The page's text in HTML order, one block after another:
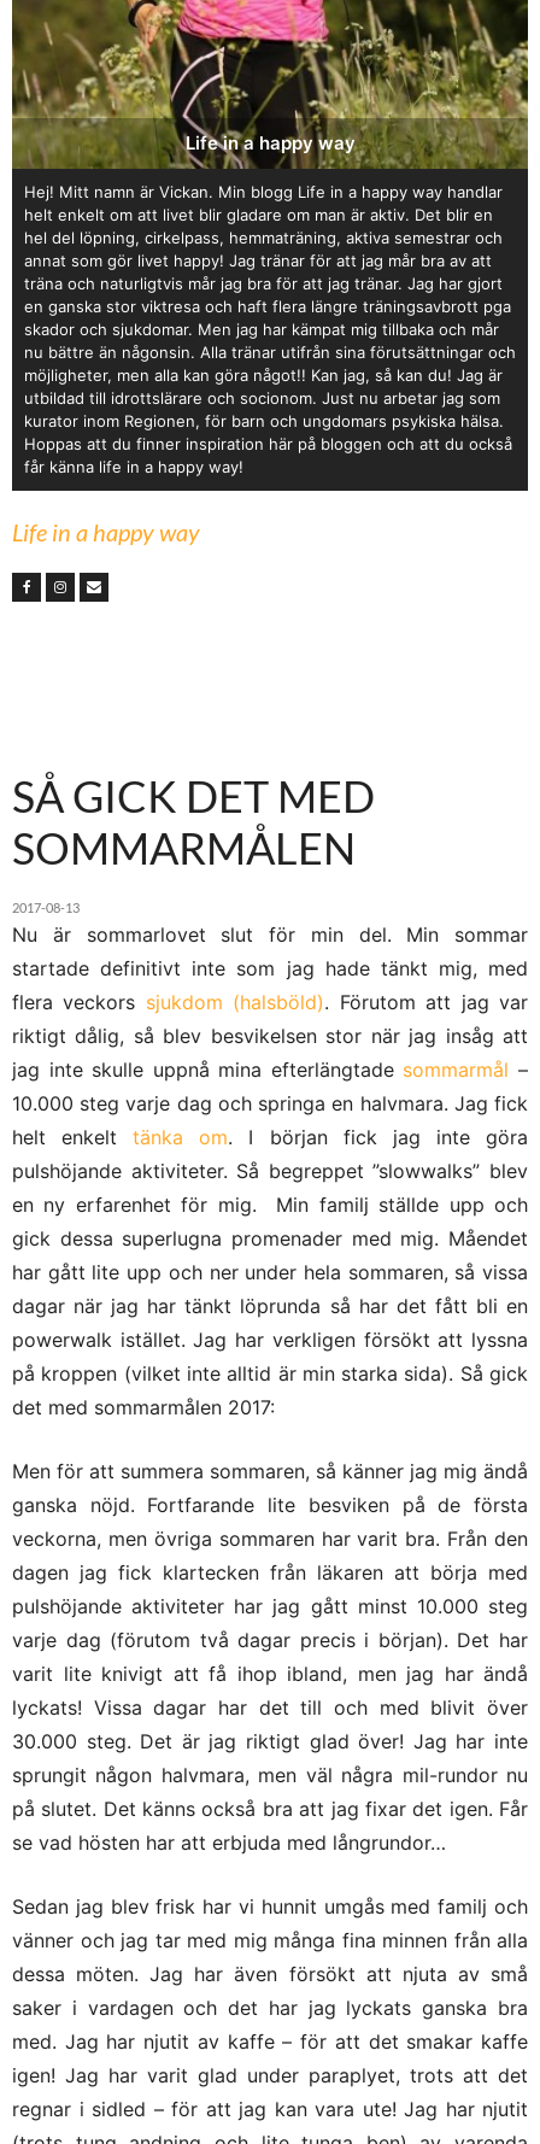
Life in a happy way
Hej! Mitt namn är Vickan. Min blogg Life in a happy way handlar
helt enkelt om att livet blir gladare om man är aktiv. Det blir en
hel del löpning, cirkelpass, hemmaträning, aktiva semestrar och
annat som gör livet happy! Jag tränar för att jag mår bra av att
träna och naturligtvis mår jag bra för att jag tränar. Jag har gjort
en ganska stor viktresa och haft flera längre träningsavbrott pga
skador och sjukdomar. Men jag har kämpat mig tillbaka och mår
nu bättre än någonsin. Alla tränar utifrån sina förutsättningar och
möjligheter, men alla kan göra något!! Kan jag, så kan du! Jag är
utbildad till idrottslärare och socionom. Just nu arbetar jag som
kurator inom Regionen, för barn och ungdomars psykiska hälsa.
Hoppas att du finner inspiration här på bloggen och att du också
får känna life in a happy way!
Life in a happy way
SÅ GICK DET MED
SOMMARMÅLEN
2017-08-13
Nu är sommarlovet slut för min del. Min sommar
startade definitivt inte som jag hade tänkt mig, med
flera veckors sjukdom (halsböld). Förutom att jag var
riktigt dålig, så blev besvikelsen stor när jag insåg att
jag inte skulle uppnå mina efterlängtade sommarmål –
10.000 steg varje dag och springa en halvmara. Jag fick
helt enkelttänka om. I början fick jag inte göra
pulshöjande aktiviteter. Så begreppet ”slowwalks” blev
en ny erfarenhet för mig. Min familj ställde upp och
gick dessa superlugna promenader med mig. Måendet
har gått lite upp och ner under hela sommaren, så vissa
dagar när jag har tänkt löprunda så har det fått bli en
powerwalk istället. Jag har verkligen försökt att lyssna
på kroppen (vilket inte alltid är min starka sida). Så gick
det med sommarmålen 2017:
Men för att summera sommaren, så känner jag mig ändå
ganska nöjd. Fortfarande lite besviken på de första
veckorna, men övriga sommaren har varit bra. Från den
dagen jag fick klartecken från läkaren att börja med
pulshöjande aktiviteter har jag gått minst 10.000 steg
varje dag (förutom två dagar precis i början). Det har
varit lite knivigt att få ihop ibland, men jag har ändå
lyckats! Vissa dagar har det till och med blivit över
30.000 steg. Det är jag riktigt glad över! Jag har inte
sprungit någon halvmara, men väl några mil-rundor nu
på slutet. Det känns också bra att jag fixar det igen. Får
se vad hösten har att erbjuda med långrundor…
Sedan jag blev frisk har vi hunnit umgås med familj och
vänner och jag tar med mig många fina minnen från alla
dessa möten. Jag har även försökt att njuta av små
saker i vardagen och det har jag lyckats ganska bra
med. Jag har njutit av kaffe – för att det smakar kaffe
igen! Jag har varit glad under paraplyet, trots att det
regnar i sidled – för att jag kan vara ute! Jag har njutit